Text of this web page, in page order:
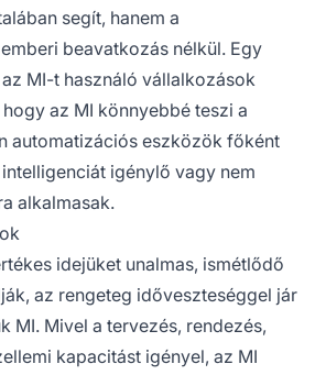
segít, hanem a
beavatkozás nélkül. Egy
MI-t használó vállalkozások
az MI könnyebbé teszi a
automatizációs eszközök főként
igénylő vagy nem
alkalmasak.
idejüket unalmas, ismétlődő
az rengeteg időveszteséggel jár
MI. Mivel a tervezés, rendezés,
kapacitást igényel, az MI